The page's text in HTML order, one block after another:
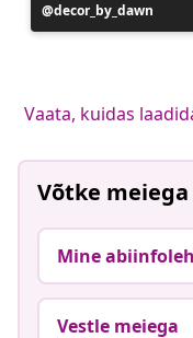
Postitus
avaldatud
decor_by_dawn
Vaata, kuidas
Võtke
Mine
Vestle meiega